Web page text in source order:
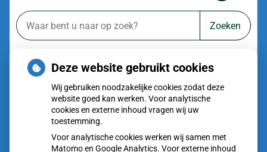
Zoeken
Betrouwbare informatie over ziekte en gezondheid
Deze website gebruikt cookies
Wij gebruiken noodzakelijke cookies zodat deze
website goed kan werken. Voor analytische
cookies en externe inhoud vragen wij uw
toestemming.
Voor analytische cookies werken wij samen met
Matomo en Google Analytics. Voor externe inhoud